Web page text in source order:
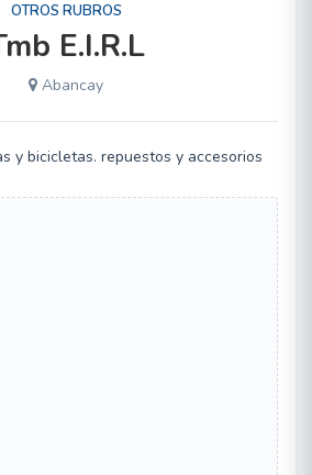
OTROS RUBROS
E.I.R.L
Abancay
y bicicletas. repuestos y accesorios